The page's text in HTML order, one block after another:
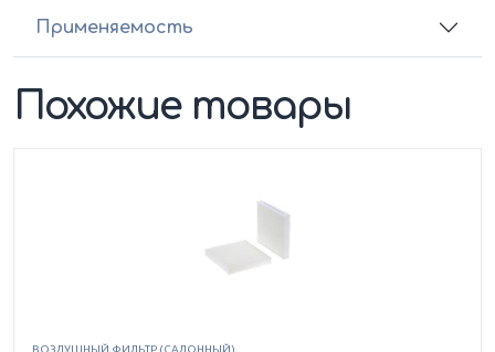
Применяемость
Похожие товары
ВОЗДУШНЫЙ ФИЛЬТР (САЛОННЫЙ)